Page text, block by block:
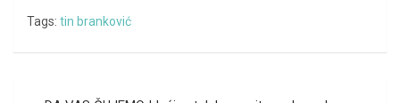
Tags: tin branković
Navigacija